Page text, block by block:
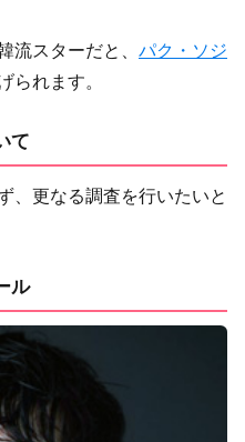
流スターだと、 パク・ソジ
られます。
て
、更なる調査を行いたいと
ル